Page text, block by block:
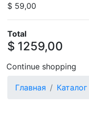
$ 59,00
Total
$ 1259,00
Continue shopping
Главная Каталог